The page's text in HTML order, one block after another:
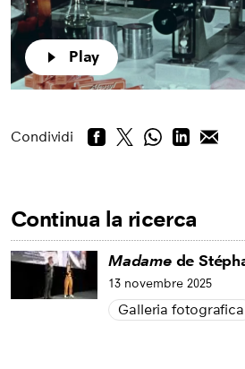
Play
Condividi
Continua la ricerca
Madamede
13 novembre 2025
Galleria fotografica